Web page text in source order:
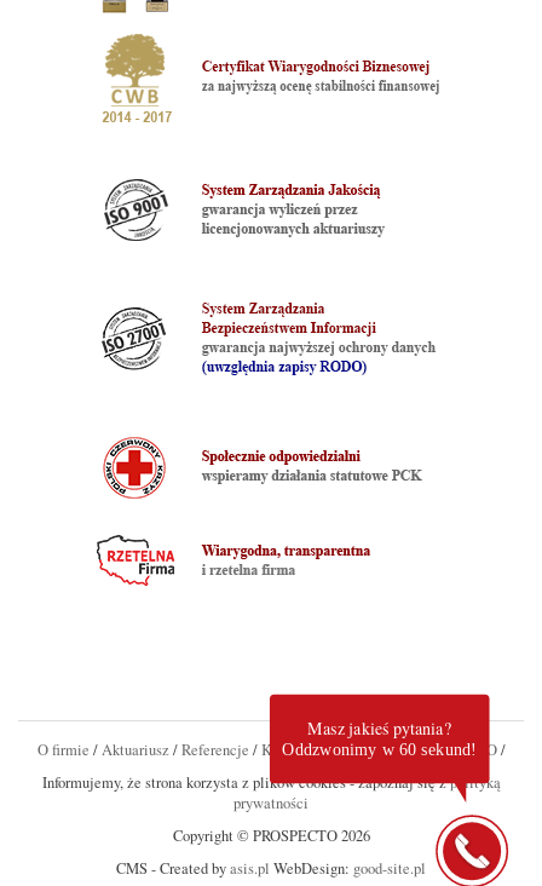
O firmie /Aktuariusz/Referencje /Kontakt/Aktualności /Linki/RODO/
Informujemy, że strona korzysta z plików cookies - zapoznaj się zpolityką
prywatności
Copyright © PROSPECTO 2026
CMS - Created byasis.pl WebDesign: good-site.pl
Masz jakieś pytania?
Oddzwonimy w 60 sekund!